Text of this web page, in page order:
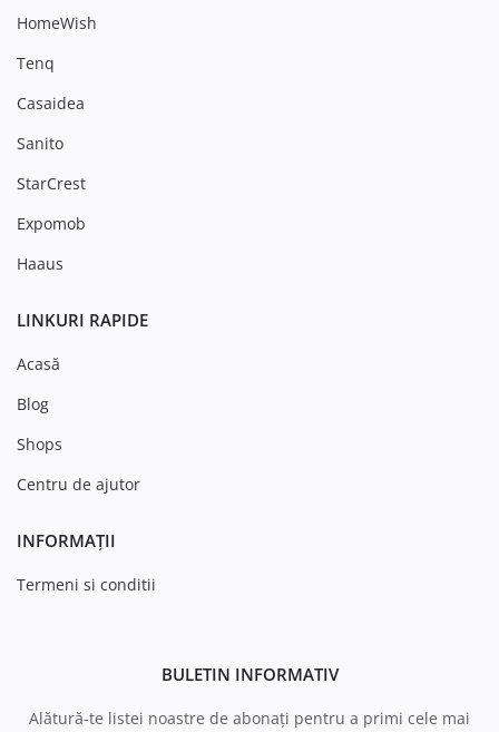
HomeWish
Tenq
Casaidea
Sanito
StarCrest
Expomob
Haaus
LINKURI RAPIDE
Acasă
Blog
Shops
Centru de ajutor
INFORMAȚII
Termeni si conditii
BULETIN INFORMATIV
Alătură-te listei noastre de abonați pentru a primi cele mai